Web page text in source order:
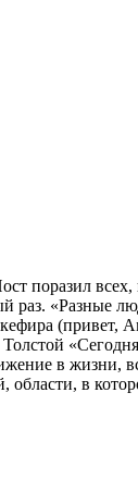
поразил
«Разные
в
в